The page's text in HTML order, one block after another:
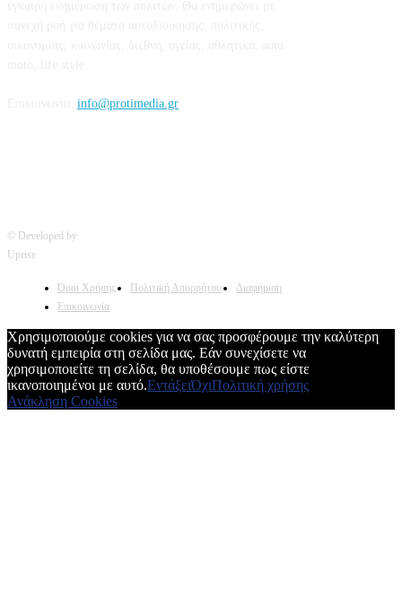
info@protimedia.gr
© Developed by
Uprise
Όροι Χρήσης Πολιτική Απορρήτου
Διαφήμιση
Επικοινωνία
Χρησιμοποιούμε cookies για να σας προσφέρουμε την καλύτερη
δυνατή εμπειρία στη σελίδα μας. Εάν συνεχίσετε να
χρησιμοποιείτε τη σελίδα, θα υποθέσουμε πως είστε
ικανοποιημένοι με αυτό.ΕντάξειΌχιΠολιτική χρήσης
Ανάκληση Cookies